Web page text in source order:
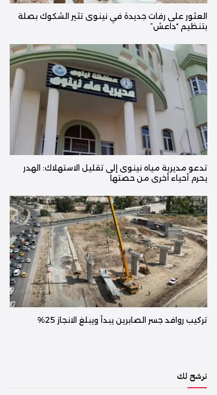
العثور على رفات جديدة في نينوى تثير الشكوك بصلة
بتنظيم “داعش”
تدعو مديرية مياه نينوى إلى تقليل الاستهلاك: الهدر
يحرم أحياء أخرى من حصتها
تركيب روافد جسر الصابرين يبدأ ويبلغ الانجاز 25%
نرشح لك